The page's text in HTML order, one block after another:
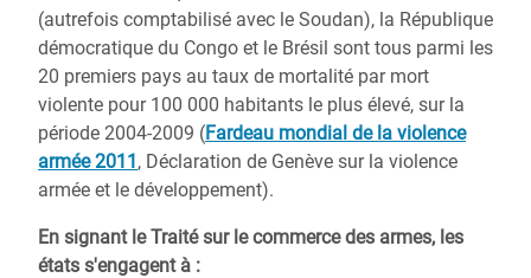
(autrefois comptabilisé avec le Soudan), la République
démocratique du Congo et le Brésil sont tous parmi les
20 premiers pays au taux de mortalité par mort
violente pour 100 000 habitants le plus élevé, sur la
période 2004-2009 (Fardeau mondial de la violence
armée 2011, Déclaration de Genève sur la violence
armée et le développement).
En signant le Traité sur le commerce des armes, les
états s'engagent à :